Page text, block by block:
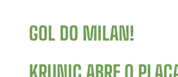
GOL DO MILAN!
KRUNIC ABRE O